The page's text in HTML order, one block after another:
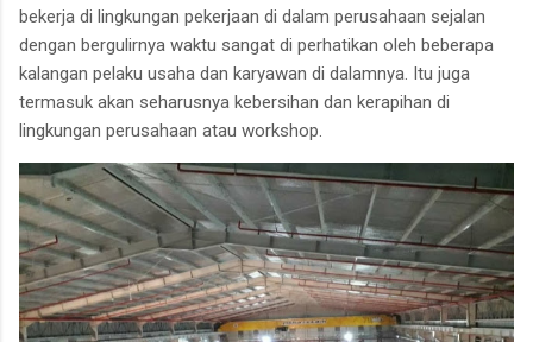
bekerja di lingkungan pekerjaan di dalam perusahaan sejalan
dengan bergulirnya waktu sangat di perhatikan oleh beberapa
kalangan pelaku usaha dan karyawan di dalamnya. Itu juga
termasuk akan seharusnya kebersihan dan kerapihan di
lingkungan perusahaan atau workshop.